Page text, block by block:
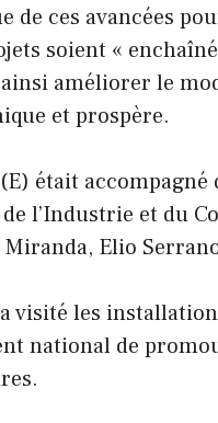
de ces avancées
soient «
améliorer le
et prospère.
était
l’Industrie et du
Elio
visité les
national de